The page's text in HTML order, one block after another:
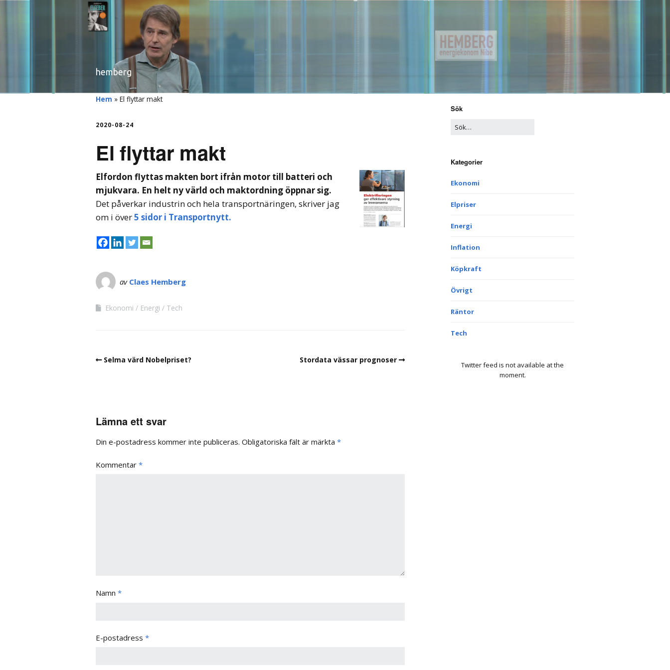
hemberg
Hem » El flyttar makt
2020-08-24
El flyttar makt
Elfordon flyttas makten bort ifrån motor till batteri och
mjukvara. En helt ny värld och maktordning öppnar sig.
Det påverkar industrin och hela transportnäringen, skriver jag
om i över5 sidor i Transportnytt.
av Claes Hemberg
Ekonomi Energi Tech
Selma värd Nobelpriset? Stordata vässar prognoser
Lämna ett svar
Din e-postadress kommer inte publiceras. Obligatoriska fält är märkta *
Kommentar *
Namn *
E-postadress *
Sök
Kategorier
Ekonomi
Elpriser
Energi
Inflation
Köpkraft
Övrigt
Räntor
Tech
Twitter feed is not available at the
moment.